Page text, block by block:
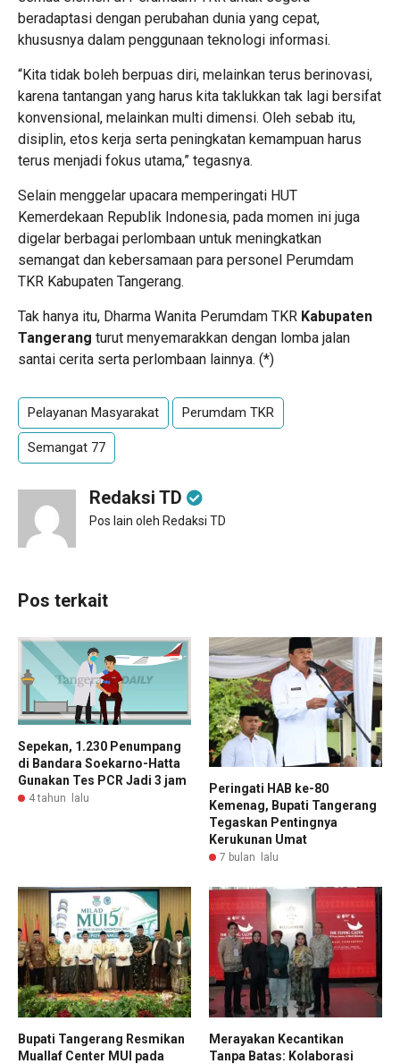
beradaptasi dengan perubahan dunia yang cepat,
khususnya dalam penggunaan teknologi informasi.
“Kita tidak boleh berpuas diri, melainkan terus berinovasi,
karena tantangan yang harus kita taklukkan tak lagi bersifat
konvensional, melainkan multi dimensi. Oleh sebab itu,
disiplin, etos kerja serta peningkatan kemampuan harus
terus menjadi fokus utama,” tegasnya.
Selain menggelar upacara memperingati HUT
Kemerdekaan Republik Indonesia, pada momen ini juga
digelar berbagai perlombaan untuk meningkatkan
semangat dan kebersamaan para personel Perumdam
TKR Kabupaten Tangerang.
Tak hanya itu, Dharma Wanita Perumdam TKR Kabupaten
Tangerang turut menyemarakkan dengan lomba jalan
santai cerita serta perlombaan lainnya. (*)
Pelayanan Masyarakat Perumdam TKR
Semangat 77
Redaksi TD
Pos lain oleh Redaksi TD
Pos terkait
Sepekan, 1.230 Penumpang
di Bandara Soekarno-Hatta
Gunakan Tes PCR Jadi 3 jam
4 tahun lalu
Peringati HAB ke-80
Kemenag, Bupati Tangerang
Tegaskan Pentingnya
Kerukunan Umat
7 bulan lalu
Bupati Tangerang Resmikan
Muallaf Center MUI pada
Merayakan Kecantikan
Tanpa Batas: Kolaborasi